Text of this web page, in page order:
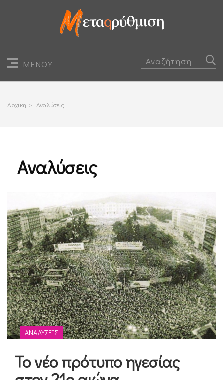
ΜΕΝΟΥ
Αρχικη > Αναλύσεις
Αναλύσεις
ΑΝΑΛΎΣΕΙΣ
Το νέο πρότυπο ηγεσίας